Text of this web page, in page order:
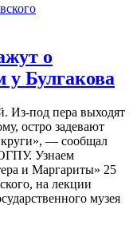
о
Булгакова
Из-под пера выходят
остро задевают
круги», — сообщал
Узнаем
и Маргариты» 25
на лекции
музея